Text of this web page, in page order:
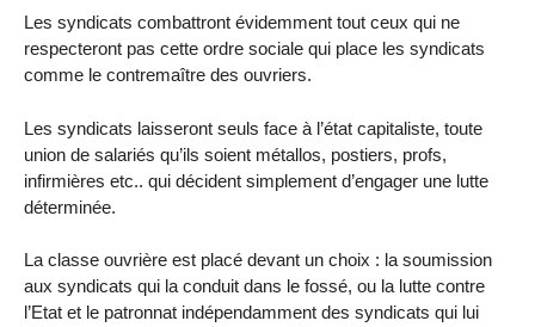
Les syndicats combattront évidemment tout ceux qui ne
respecteront pas cette ordre sociale qui place les syndicats
comme le contremaître des ouvriers.
Les syndicats laisseront seuls face à l’état capitaliste, toute
union de salariés qu’ils soient métallos, postiers, profs,
infirmières etc.. qui décident simplement d’engager une lutte
déterminée.
La classe ouvrière est placé devant un choix : la soumission
aux syndicats qui la conduit dans le fossé, ou la lutte contre
l’Etat et le patronnat indépendamment des syndicats qui lui